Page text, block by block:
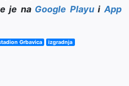
je na Google PlayuiApp
Grbavica izgradnja